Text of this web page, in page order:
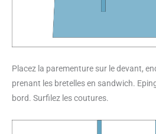
Placez la parementure sur le devant,
prenant les bretelles en sandwich.
bord. Surfilez les coutures.